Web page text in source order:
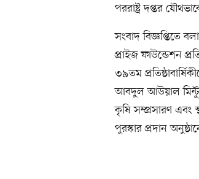
পররাষ্ট্র দপ্তর
সংবাদ বিজ্ঞপ্তিতে
প্রাইজ ফাউন্ডেশন
৩৯তম
আবদুল আউয়াল মিন্টুও
কৃষি সম্প্রসারণ এবং
পুরস্কার প্রদান